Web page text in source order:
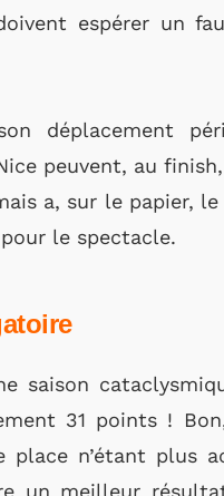
espérer un
déplacement
peuvent, au
a, sur le papier,
le spectacle.
saison
31 points !
n’étant plus
un meilleur